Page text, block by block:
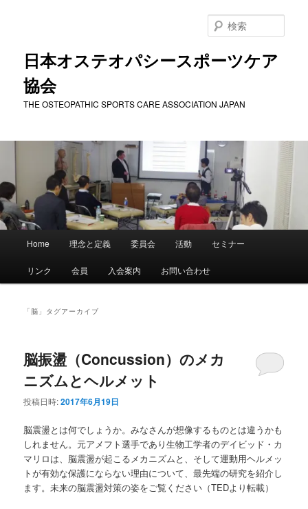
移
動
日本オステオパシースポーツケア
協会
THE OSTEOPATHIC SPORTS CARE ASSOCIATION JAPAN
索
メ
Home 理念と定義 委員会 活動 セミナー
リンク 会員 入会案内 お問い合わせ
「 脳 」タグアーカイブ
脳振盪（Concussion）のメカ
ニズムとヘルメット
投稿日時:2017年6月19日
脳震盪とは何でしょうか。みなさんが想像するものとは違うかも
しれません。元アメフト選手であり生物工学者のデイビッド・カ
マリロは、脳震盪が起こるメカニズムと、そして運動用ヘルメッ
トが有効な保護にならない理由について、最先端の研究を紹介し
ます。未来の脳震盪対策の姿をご覧ください（TEDより転載）